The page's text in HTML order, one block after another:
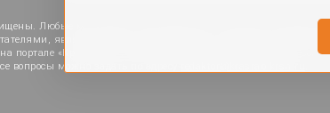
Любые материалы, размещённые на портале
являются объектами авторского права. Полное или
портале «Красраб.ру», допускается только с письменного
вопросы можно задать по адресу